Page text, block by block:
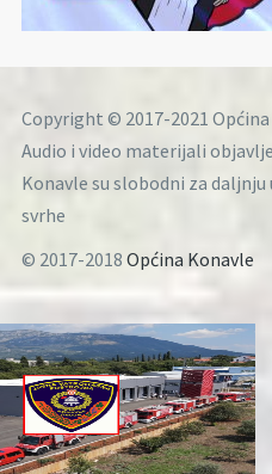
Copyright © 2017-2021
Audio i video materijali
Konavle su slobodni za
svrhe
© 2017-2018 Općina Konavle